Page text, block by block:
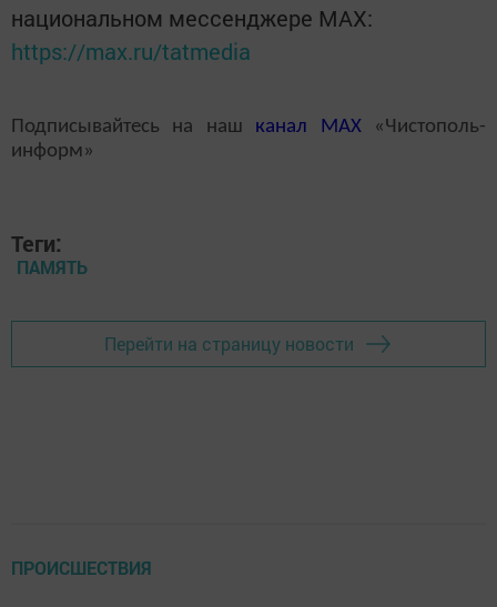
национальном мессенджере MАХ:
https://max.ru/tatmedia
Подписывайтесь на наш канал MAX«Чистополь-
информ»
Теги:
ПАМЯТЬ
Перейти на страницу новости
ПРОИСШЕСТВИЯ